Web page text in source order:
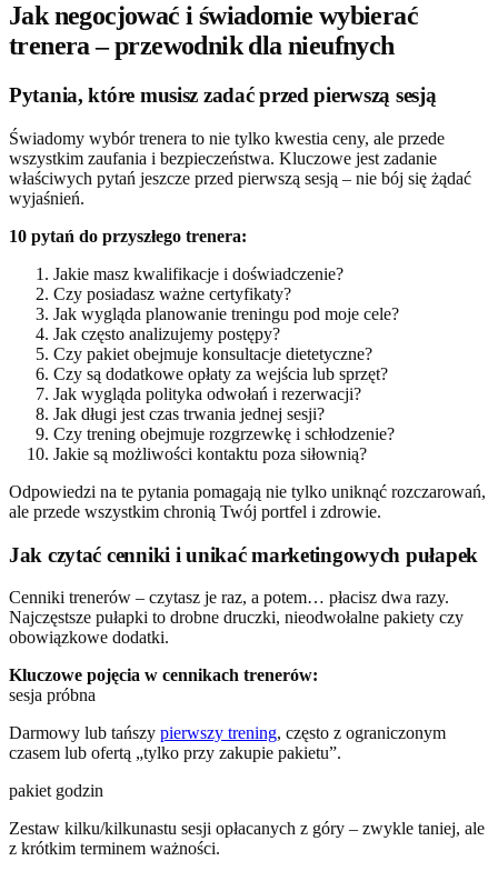
Jak negocjować i świadomie wybierać
trenera – przewodnik dla nieufnych
Pytania, które musisz zadać przed pierwszą sesją
Świadomy wybór trenera to nie tylko kwestia ceny, ale przede
wszystkim zaufania i bezpieczeństwa. Kluczowe jest zadanie
właściwych pytań jeszcze przed pierwszą sesją – nie bój się żądać
wyjaśnień.
10 pytań do przyszłego trenera:
Jakie masz kwalifikacje i doświadczenie?
Czy posiadasz ważne certyfikaty?
Jak wygląda planowanie treningu pod moje cele?
Jak często analizujemy postępy?
Czy pakiet obejmuje konsultacje dietetyczne?
Czy są dodatkowe opłaty za wejścia lub sprzęt?
Jak wygląda polityka odwołań i rezerwacji?
Jak długi jest czas trwania jednej sesji?
Czy trening obejmuje rozgrzewkę i schłodzenie?
Jakie są możliwości kontaktu poza siłownią?
Odpowiedzi na te pytania pomagają nie tylko uniknąć rozczarowań,
ale przede wszystkim chronią Twój portfel i zdrowie.
Jak czytać cenniki i unikać marketingowych pułapek
Cenniki trenerów – czytasz je raz, a potem… płacisz dwa razy.
Najczęstsze pułapki to drobne druczki, nieodwołalne pakiety czy
obowiązkowe dodatki.
Kluczowe pojęcia w cennikach trenerów:
sesja próbna
Darmowy lub tańszy pierwszy trening, często z ograniczonym
czasem lub ofertą „tylko przy zakupie pakietu”.
pakiet godzin
Zestaw kilku/kilkunastu sesji opłacanych z góry – zwykle taniej, ale
z krótkim terminem ważności.